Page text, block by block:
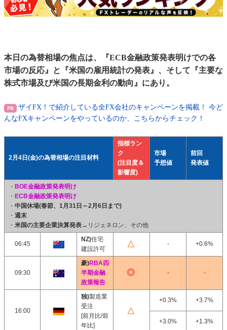
本日の為替相場の焦点は、『ECB金融政策発表明けでの各
市場の反応』と『米国の雇用統計の発表』、そして『主要な
株式市場及び米国の長期金利の動向』にあり。
ザイFX！で紹介している全FX会社のキャンペーンを掲載！ 今ど
んなFXキャンペーンをやっているのか、こちらからチェック！
2月4日(金)の為替相場の注目材料
指標ラン
ク
(注目度＆
影響度)
市場
予想値
前回
発表値
・ BOE金融政策発表明け
・ ECB金融政策発表明け
・ 中国休場(春節、1月31日～2月6日まで)
・ 週末
・ 米国の主要企業決算発表→リジェネロン、その他
06:45
NZ)住宅
建設許可
- +0.6%
09:30
豪)RBA四
半期金融
政策報告
- -
16:00
独)製造業
受注
[前月比/前
年比]
+0.3% +3.7%
+3.0% +1.3%